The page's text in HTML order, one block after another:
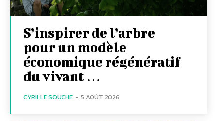
S’inspirer de l’arbre
pour un modèle
économique régénératif
du vivant …
CYRILLE SOUCHE - 5 AOÛT 2026